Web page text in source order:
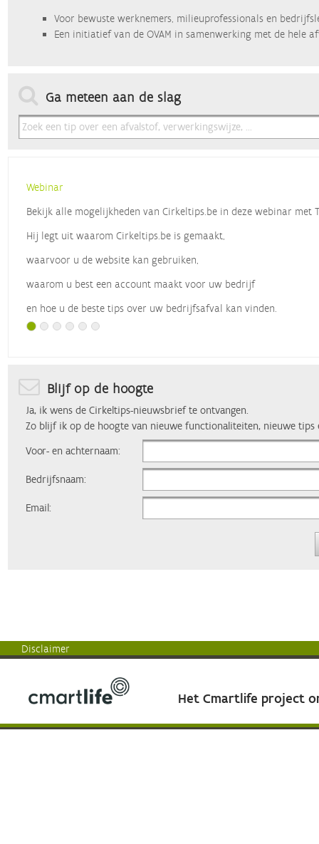
Voor bewuste werknemers, milieuprofessionals en
Een initiatief van de OVAM in samenwerking met de hele
Ga meteen aan de slag
Webinar
Bekijk alle mogelijkheden van Cirkeltips.be in deze webinar met
Hij legt uit waarom Cirkeltips.be is gemaakt,
waarvoor u de website kan gebruiken,
waarom u best een account maakt voor uw bedrijf
en hoe u de beste tips over uw bedrijfsafval kan vinden.
Blijf op de hoogte
Ja, ik wens de Cirkeltips-nieuwsbrief te ontvangen.
Zo blijf ik op de hoogte van nieuwe functionaliteiten, nieuwe tips
Voor- en achternaam:
Bedrijfsnaam:
Email:
Disclaimer
Het Cmartlife project